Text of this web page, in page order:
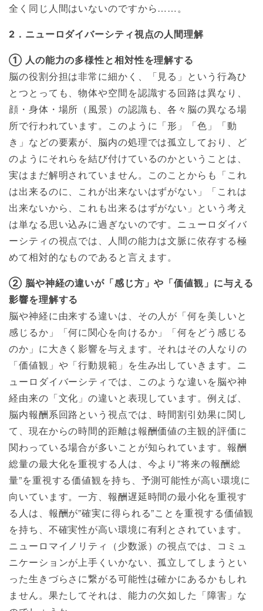
全く同じ人間はいないのですから……。
2．ニューロダイバーシティ視点の人間理解
① 人の能力の多様性と相対性を理解する
脳の役割分担は非常に細かく、「見る」という行為ひ
とつとっても、物体や空間を認識する回路は異なり、
顔・身体・場所（風景）の認識も、各々脳の異なる場
所で行われています。このように「形」「色」「動
き」などの要素が、脳内の処理では孤立しており、ど
のようにそれらを結び付けているのかということは、
実はまだ解明されていません。このことからも「これ
は出来るのに、これが出来ないはずがない」「これは
出来ないから、これも出来るはずがない」という考え
は単なる思い込みに過ぎないのです。ニューロダイバ
ーシティの視点では、人間の能力は文脈に依存する極
めて相対的なものであると言えます。
② 脳や神経の違いが「感じ方」や「価値観」に与える
影響を理解する
脳や神経に由来する違いは、その人が「何を美しいと
感じるか」「何に関心を向けるか」「何をどう感じる
のか」に大きく影響を与えます。それはその人なりの
「価値観」や「行動規範」を生み出していきます。ニ
ューロダイバーシティでは、このような違いを脳や神
経由来の「文化」の違いと表現しています。例えば、
脳内報酬系回路という視点では、時間割引効果に関し
て、現在からの時間的距離は報酬価値の主観的評価に
関わっている場合が多いことが知られています。報酬
総量の最大化を重視する人は、今より”将来の報酬総
量”を重視する価値観を持ち、予測可能性が高い環境に
向いています。一方、報酬遅延時間の最小化を重視す
る人は、報酬が”確実に得られる”ことを重視する価値観
を持ち、不確実性が高い環境に有利とされています。
ニューロマイノリティ（少数派）の視点では、コミュ
ニケーションが上手くいかない、孤立してしまうとい
った生きづらさに繋がる可能性は確かにあるかもしれ
ません。果たしてそれは、能力の欠如した「障害」な